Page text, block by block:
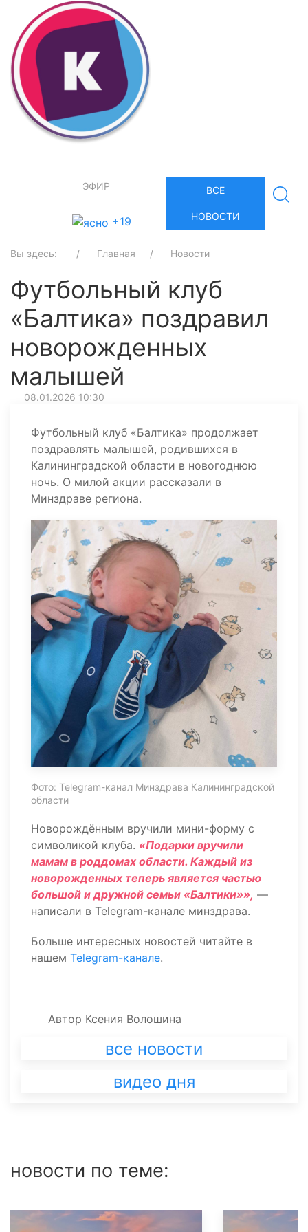
ЭФИР
+19
ВСЕ
НОВОСТИ
Вы здесь: Главная Новости
Футбольный клуб
«Балтика» поздравил
новорожденных
малышей
08.01.2026 10:30
Футбольный клуб «Балтика» продолжает
поздравлять малышей, родившихся в
Калининградской области в новогоднюю
ночь. О милой акции рассказали в
Минздраве региона.
Фото: Telegram-канал Минздрава Калининградской
области
Новорождённым вручили мини-форму с
символикой клуба. «Подарки вручили
мамам в роддомах области. Каждый из
новорожденных теперь является частью
большой и дружной семьи «Балтики»», —
написали в Telegram-канале минздрава.
Больше интересных новостей читайте в
нашем Telegram-канале.
Автор Ксения Волошина
все новости
видео дня
новости по теме: